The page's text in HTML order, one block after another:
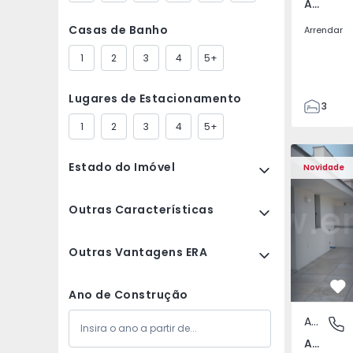
Casas de Banho
1 2 3 4 5+
Lugares de Estacionamento
1 2 3 4 5+
Estado do Imóvel
Outras Características
Outras Vantagens ERA
Ano de Construção
Av. Boavista, Porto
Arrendar
3
132
142
2
Novidade
Apartamento T2
Av.
Apartamento
Av. Boavista, Porto